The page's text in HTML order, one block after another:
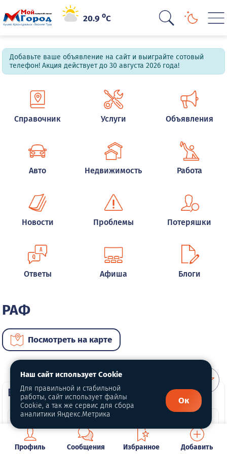
20.9oC
Добавьте ваше объявление на сайт и выиграйте сотовый
телефон! Акция действует до 30 августа 2026 года!
Справочник Услуги Объявления
Авто Недвижимость Работа
Новости Проблемы Потеряшки
Ответы Афиша Блоги
РАФ
Посмотреть на карте
ВИП автомобили
Профиль Сообщения Избранное Добавить
Наш сайт использует Cookie
Для правильной и стабильной
работы, сайт использует файлы
Cookie, а так же сервис для сбора
аналитики Яндекс.Метрика
Ок